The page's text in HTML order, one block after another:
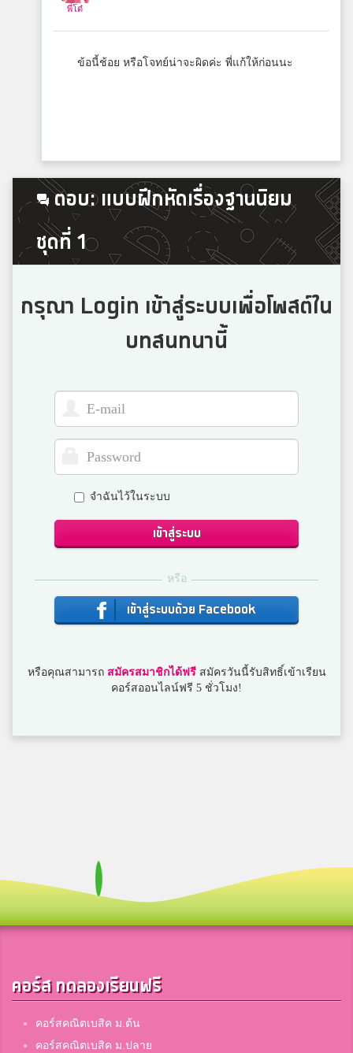
พี่โต๋
ข้อนี้ช้อย หรือโจทย์น่าจะผิดค่ะ พี่แก้ให้ก่อนนะ
ตอบ: แบบฝึกหัดเรื่องฐานนิยม
ชุดที่ 1
กรุณา Login เข้าสู่ระบบเพื่อโพสต์ใน
บทสนทนานี้
จำฉันไว้ในระบบ
เข้าสู่ระบบ
หรือ
เข้าสู่ระบบด้วย Facebook
หรือคุณสามารถ สมัครสมาชิกได้ฟรีสมัครวันนี้รับสิทธิ์เข้าเรียน
คอร์สออนไลน์ฟรี 5 ชั่วโมง!
คอร์ส ทดลองเรียนฟรี
คอร์สคณิตเบสิค ม.ต้น
คอร์สคณิตเบสิค ม.ปลาย